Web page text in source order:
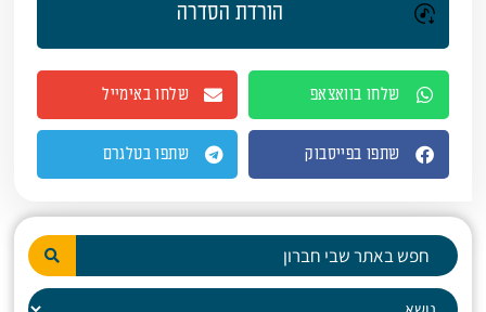
הורדת הסדרה
שלחו בוואצאפ שלחו באימייל
שתפו בפייסבוק שתפו בטלגרם